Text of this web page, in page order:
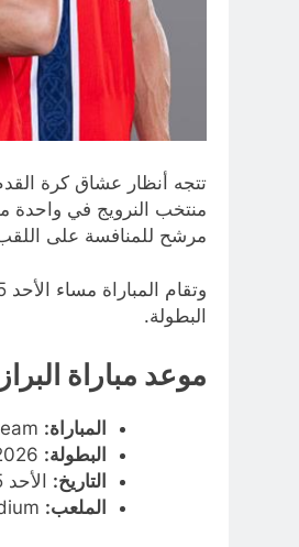
تتجه أنظار عشاق كرة
مرشح للمنافسة على
البطولة.
موعد مباراة
المباراة:
البطولة:
التاريخ: الأحد 5 يوليو 2026
الملعب: